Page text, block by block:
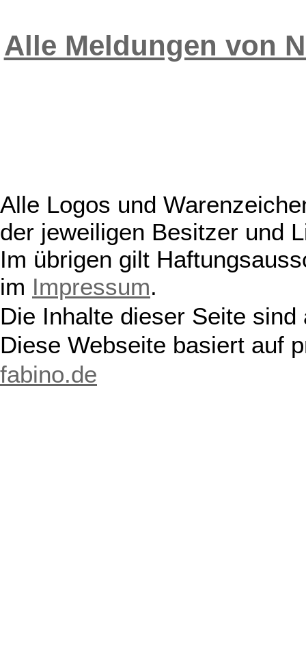
Alle Meldungen von
Alle Logos und
der jeweiligen Besitzer und
Im übrigen gilt
im Impressum.
Die Inhalte dieser Seite
Diese Webseite basiert auf
fabino.de